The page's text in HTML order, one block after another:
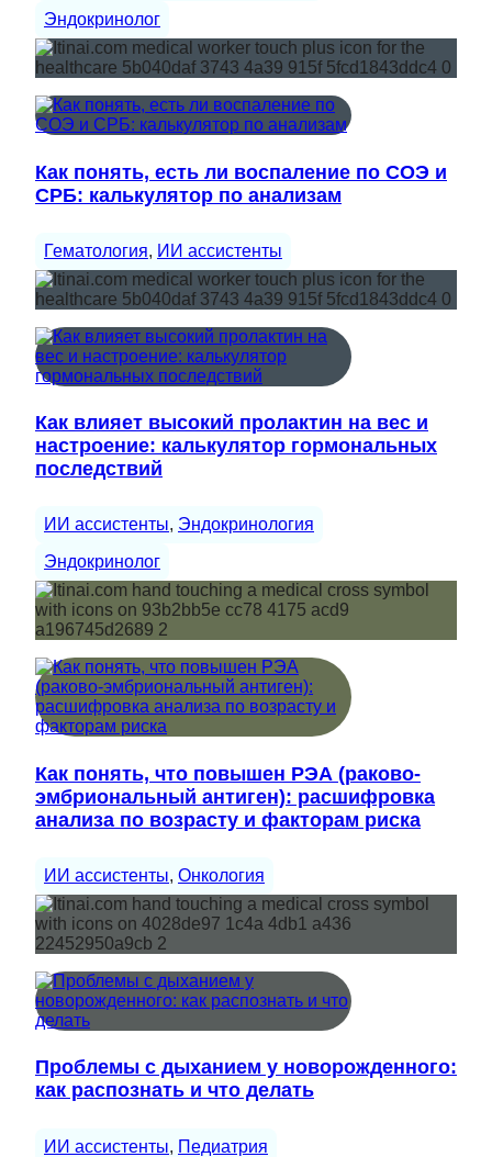
Эндокринолог
Как понять, есть ли воспаление по СОЭ и
СРБ: калькулятор по анализам
Гематология, ИИ ассистенты
Как влияет высокий пролактин на вес и
настроение: калькулятор гормональных
последствий
ИИ ассистенты, Эндокринология
Эндокринолог
Как понять, что повышен РЭА (раково-
эмбриональный антиген): расшифровка
анализа по возрасту и факторам риска
ИИ ассистенты, Онкология
Проблемы с дыханием у новорожденного:
как распознать и что делать
ИИ ассистенты, Педиатрия